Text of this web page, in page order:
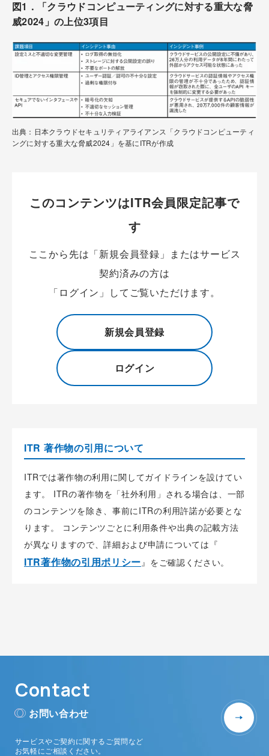
図1．「クラウドコンピューティングに対する重大な脅
威2024」の上位3項目
出典：日本クラウドセキュリティアライアンス「クラウドコンピューティ
ングに対する重大な脅威2024」を基にITRが作成
このコンテンツはITR会員限定記事で
す
ここから先は「新規会員登録」またはサービス
契約済みの方は
「ログイン」してご覧いただけます。
新規会員登録
ログイン
ITR 著作物の引用について
ITRでは著作物の利用に関してガイドラインを設けてい
ます。 ITRの著作物を「社外利用」される場合は、一部
のコンテンツを除き、事前にITRの利用許諾が必要とな
ります。 コンテンツごとに利用条件や出典の記載方法
が異なりますので、詳細および申請については『
ITR著作物の引用ポリシー 』をご確認ください。
Contact
お問い合わせ
サービスやご契約に関するご質問など
お気軽にご相談ください。